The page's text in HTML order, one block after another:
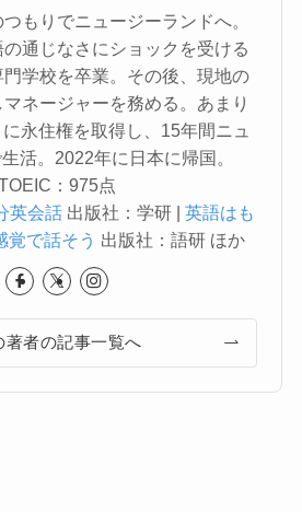
もりでニュージーランドへ。
通じなさにショックを受ける
門学校を卒業。その後、現地の
ネージャーを務める。あまり
永住権を取得し、15年間ニュ
活。2022年に日本に帰国。
：975点
英会話出版社：学研 | 英語はも
覚で話そう 出版社：語研 ほか
著者の記事一覧へ